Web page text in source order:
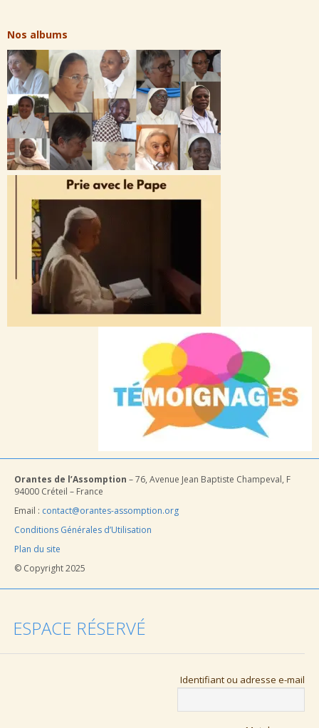
Nos albums
Orantes de l’Assomption – 76, Avenue Jean Baptiste Champeval, F
94000 Créteil – France
Email : contact@orantes-assomption.org
Conditions Générales d’Utilisation
Plan du site
© Copyright 2025
ESPACE RÉSERVÉ
Identifiant ou adresse e-mail